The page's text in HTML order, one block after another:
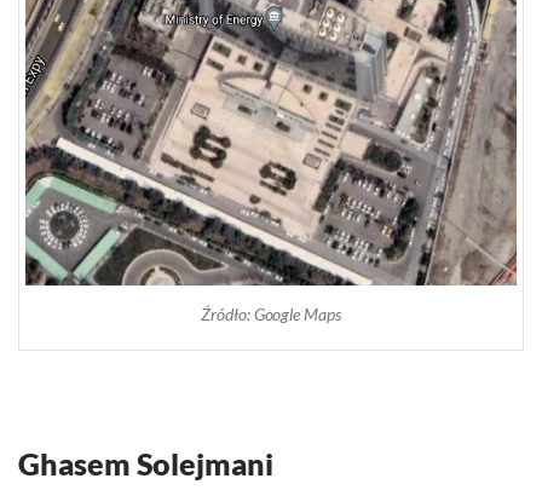
Źródło: Google Maps
Ghasem Solejmani